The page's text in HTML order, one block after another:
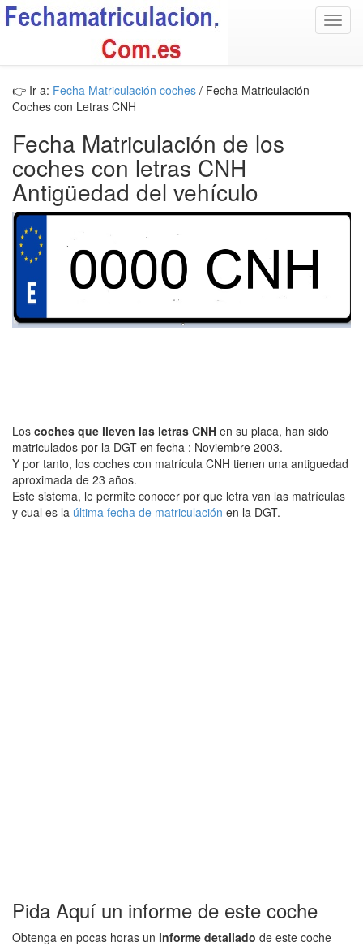
👉 Ir a: Fecha Matriculación coches / Fecha Matriculación
Coches con Letras CNH
Fecha Matriculación de los
coches con letras CNH
Antigüedad del vehículo
Los coches que lleven las letras CNH en su placa, han sido
matriculados por la DGT en fecha : Noviembre 2003.
Y por tanto, los coches con matrícula CNH tienen una antiguedad
aproximada de 23 años.
Este sistema, le permite conocer por que letra van las matrículas
y cual es la última fecha de matriculación en la DGT.
Pida Aquí un informe de este coche
Obtenga en pocas horas un informe detallado de este coche